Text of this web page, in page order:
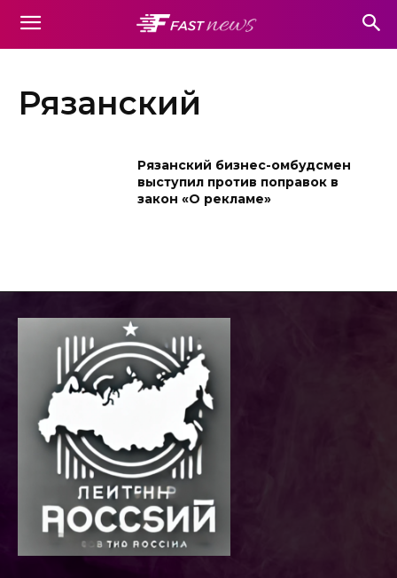
Рязанский
Рязанский бизнес-омбудсмен
выступил против поправок в
закон «О рекламе»